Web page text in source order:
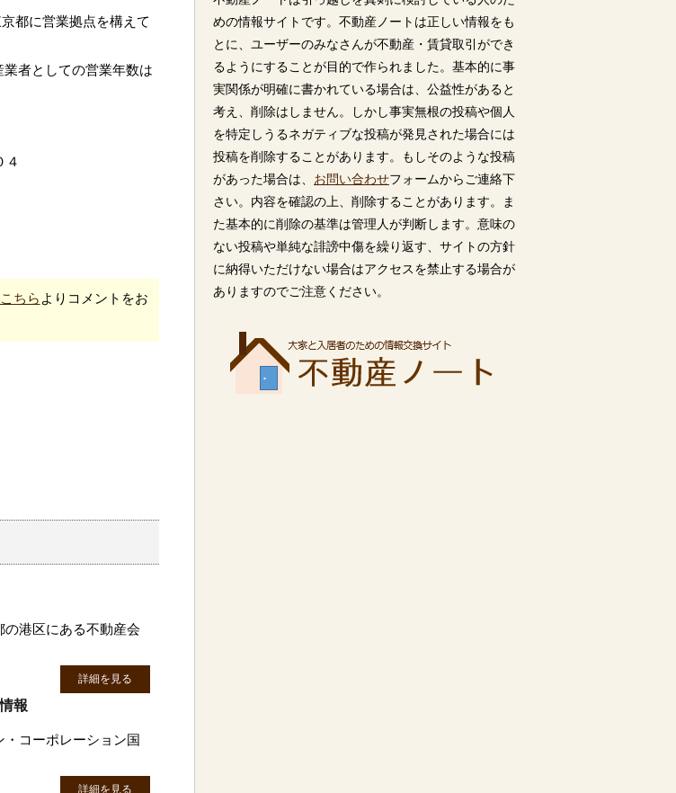
都に営業拠点を構えて
者としての営業年数は
４
こちら よりコメントをお
港区にある不動産会
詳細を見る
報
コーポレーション国
詳細を見る
めの情報サイトです。不動産ノートは正しい情報をも
とに、ユーザーのみなさんが不動産・賃貸取引ができ
るようにすることが目的で作られました。基本的に事
実関係が明確に書かれている場合は、公益性があると
考え、削除はしません。しかし事実無根の投稿や個人
を特定しうるネガティブな投稿が発見された場合には
投稿を削除することがあります。もしそのような投稿
があった場合は、 お問い合わせフォームからご連絡下
さい。内容を確認の上、削除することがあります。ま
た基本的に削除の基準は管理人が判断します。意味の
ない投稿や単純な誹謗中傷を繰り返す、サイトの方針
に納得いただけない場合はアクセスを禁止する場合が
ありますのでご注意ください。